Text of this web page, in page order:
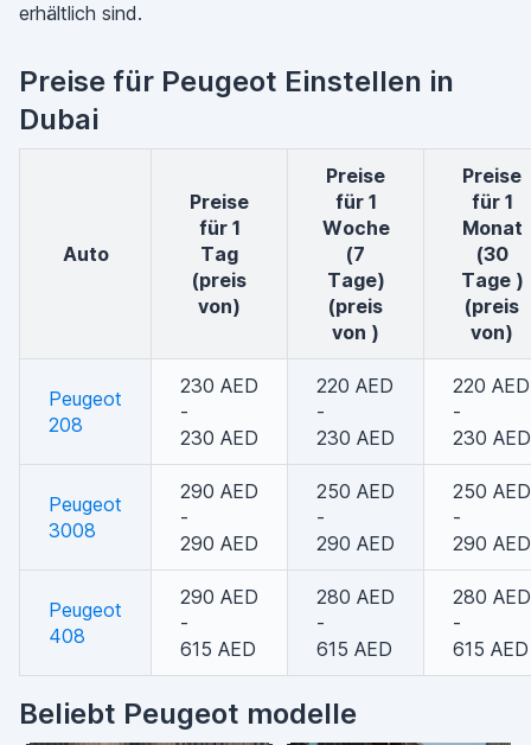
erhältlich sind.
Preise für Peugeot Einstellen in
Dubai
auto
Preise
für 1
Tag
(preis
von)
Preise
für 1
Woche
(7
Tage)
(preis
von )
Preise
für 1
Monat
(30
Tage )
(preis
von)
Peugeot
208
230 AED
-
230 AED
220 AED
-
230 AED
220 AED
-
230 AED
Peugeot
3008
290 AED
-
290 AED
250 AED
-
290 AED
250 AED
-
290 AED
Peugeot
408
290 AED
-
615 AED
280 AED
-
615 AED
280 AED
-
615 AED
Beliebt Peugeot modelle